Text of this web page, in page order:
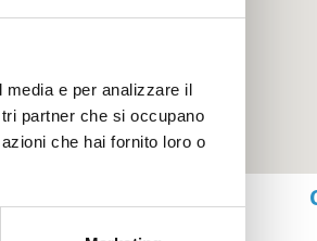
e per analizzare il
partner che si occupano
che hai fornito loro o